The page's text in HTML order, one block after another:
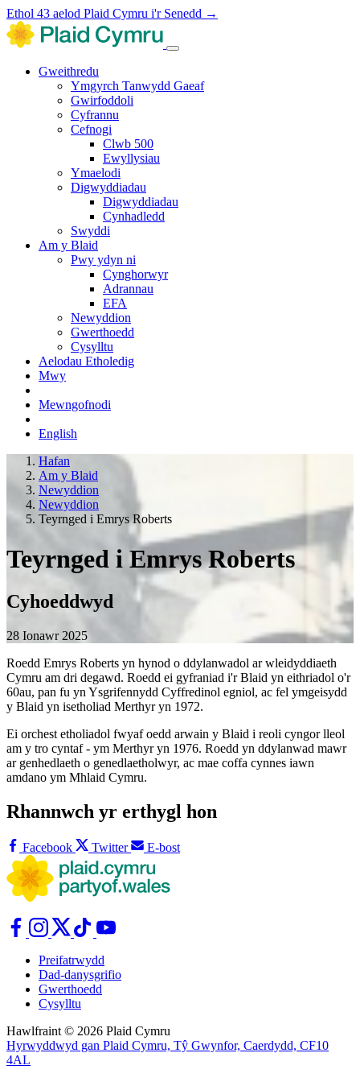
Ethol 43 aelod Plaid Cymru i'r Senedd →
Gweithredu
Ymgyrch Tanwydd Gaeaf
Gwirfoddoli
Cyfrannu
Cefnogi
Clwb 500
Ewyllysiau
Ymaelodi
Digwyddiadau
Digwyddiadau
Cynhadledd
Swyddi
Am y Blaid
Pwy ydyn ni
Cynghorwyr
Adrannau
EFA
Newyddion
Gwerthoedd
Cysylltu
Aelodau Etholedig
Mwy
Mewngofnodi
English
Hafan
Am y Blaid
Newyddion
Newyddion
Teyrnged i Emrys Roberts
Teyrnged i Emrys Roberts
Cyhoeddwyd
28 Ionawr 2025
Roedd Emrys Roberts yn hynod o ddylanwadol ar wleidyddiaeth
Cymru am dri degawd. Roedd ei gyfraniad i'r Blaid yn eithriadol o'r
60au, pan fu yn Ysgrifennydd Cyffredinol egniol, ac fel ymgeisydd
y Blaid yn isetholiad Merthyr yn 1972.
Ei orchest etholiadol fwyaf oedd arwain y Blaid i reoli cyngor lleol
am y tro cyntaf - ym Merthyr yn 1976. Roedd yn ddylanwad mawr
ar genhedlaeth o genedlaetholwyr, ac mae coffa cynnes iawn
amdano ym Mhlaid Cymru.
Rhannwch yr erthygl hon
Facebook Twitter E-bost
Preifatrwydd
Dad-danysgrifio
Gwerthoedd
Cysylltu
Hawlfraint © 2026 Plaid Cymru
Hyrwyddwyd gan Plaid Cymru, Tŷ Gwynfor, Caerdydd, CF10
4AL